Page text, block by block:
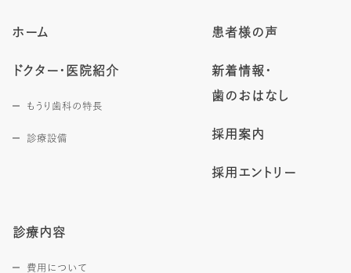
ホーム
ドクター・医院紹介
もうり歯科の特長
診療設備
患者様の声
新着情報・
歯のおはなし
採用案内
採用エントリー
診療内容
費用について